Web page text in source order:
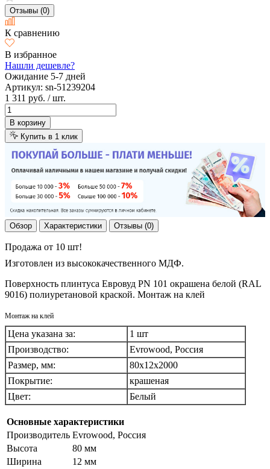
Отзывы (0)
К сравнению
В избранное
Нашли дешевле?
Ожидание 5-7 дней
Артикул: sn-51239204
1 311 руб. / шт.
В корзину
Купить в 1 клик
Обзор Характеристики Отзывы (0)
Продажа от 10 шт!
Изготовлен из высококачественного МДФ.
Поверхность плинтуса Евровуд PN 101 окрашена белой (RAL
9016) полиуретановой краской. Монтаж на клей
Монтаж на клей
Цена указана за:
1 шт
Производство:
Evrowood, Россия
Размер, мм:
80х12х2000
Покрытие:
крашеная
Цвет:
Белый
Основные характеристики
Производитель Evrowood, Россия
Высота
80 мм
Ширина
12 мм